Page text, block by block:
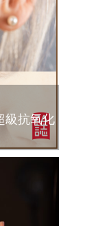
抗氧化